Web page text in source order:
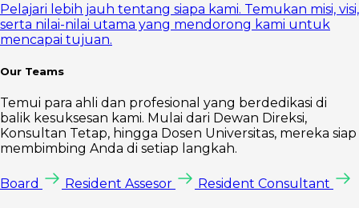
Pelajari lebih jauh tentang siapa kami. Temukan misi, visi,
serta nilai-nilai utama yang mendorong kami untuk
mencapai tujuan.
Our Teams
Temui para ahli dan profesional yang berdedikasi di
balik kesuksesan kami. Mulai dari Dewan Direksi,
Konsultan Tetap, hingga Dosen Universitas, mereka siap
membimbing Anda di setiap langkah.
Board Resident Assesor Resident Consultant